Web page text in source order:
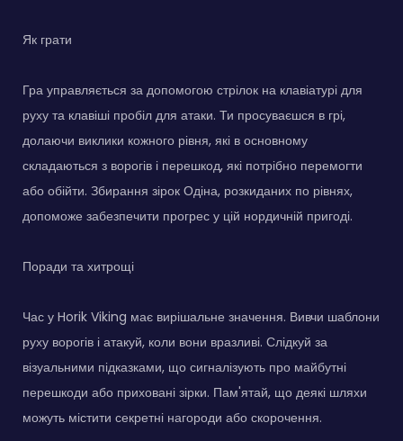
Як грати
Гра управляється за допомогою стрілок на клавіатурі для
руху та клавіші пробіл для атаки. Ти просуваєшся в грі,
долаючи виклики кожного рівня, які в основному
складаються з ворогів і перешкод, які потрібно перемогти
або обійти. Збирання зірок Одіна, розкиданих по рівнях,
допоможе забезпечити прогрес у цій нордичній пригоді.
Поради та хитрощі
Час у Horik Viking має вирішальне значення. Вивчи шаблони
руху ворогів і атакуй, коли вони вразливі. Слідкуй за
візуальними підказками, що сигналізують про майбутні
перешкоди або приховані зірки. Пам'ятай, що деякі шляхи
можуть містити секретні нагороди або скорочення.